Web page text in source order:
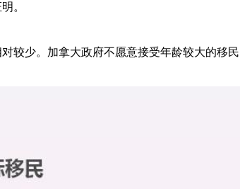
。
较少。加拿大政府不愿意接受年龄较大的移民